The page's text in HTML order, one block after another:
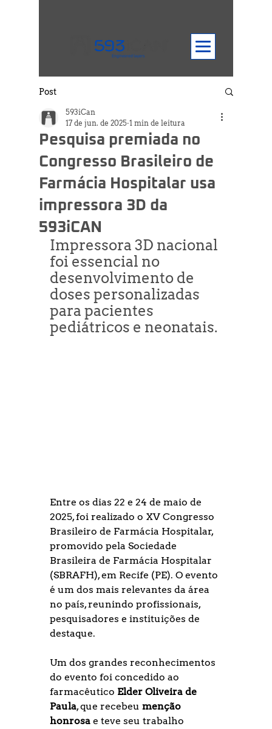
Post
Pesquisa premiada no
Congresso Brasileiro de
Farmácia Hospitalar usa
impressora 3D da
593iCAN
593iCan
17 de jun. de 2025 1 min de leitura
Impressora 3D nacional
foi essencial no
desenvolvimento de
doses personalizadas
para pacientes
pediátricos e neonatais.
Entre os dias 22 e 24 de maio de
2025, foi realizado o XV Congresso
Brasileiro de Farmácia Hospitalar,
promovido pela Sociedade
Brasileira de Farmácia Hospitalar
(SBRAFH), em Recife (PE). O evento
é um dos mais relevantes da área
no país, reunindo profissionais,
pesquisadores e instituições de
destaque.
Um dos grandes reconhecimentos
do evento foi concedido ao
farmacêutico Elder Oliveira de
Paula, que recebeu menção
honrosa e teve seu trabalho